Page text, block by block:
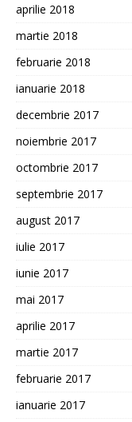
aprilie 2018
martie 2018
februarie 2018
ianuarie 2018
decembrie 2017
noiembrie 2017
octombrie 2017
septembrie 2017
august 2017
iulie 2017
iunie 2017
mai 2017
aprilie 2017
martie 2017
februarie 2017
ianuarie 2017